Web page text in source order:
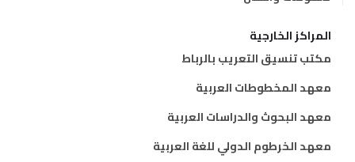
المراكز الخارجية
مكتب تنسيق التعريب بالرباط
معهد المخطوطات العربية
معهد البحوث والدراسات العربية
معهد الخرطوم الدولي للغة العربية